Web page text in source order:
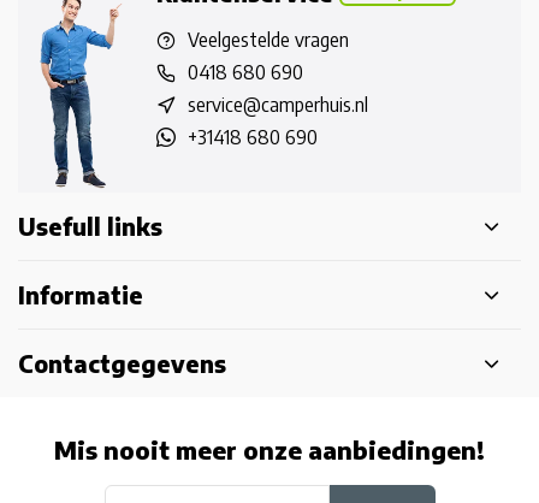
Veelgestelde vragen
0418 680 690
service@camperhuis.nl
+31418 680 690
Usefull links
Informatie
Contactgegevens
Mis nooit meer onze aanbiedingen!